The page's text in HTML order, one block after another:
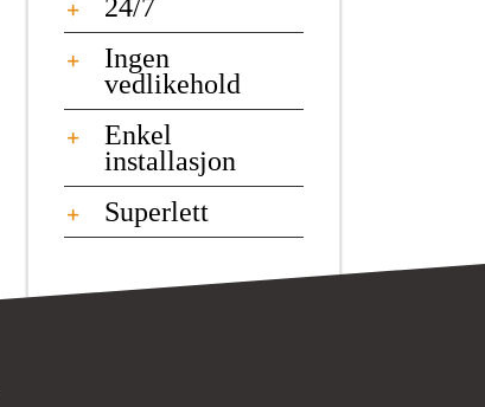
24/7
Ingen
vedlikehold
Enkel
installasjon
Superlett